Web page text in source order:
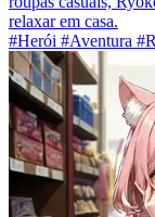
relaxar em casa.
#Herói #Aventura